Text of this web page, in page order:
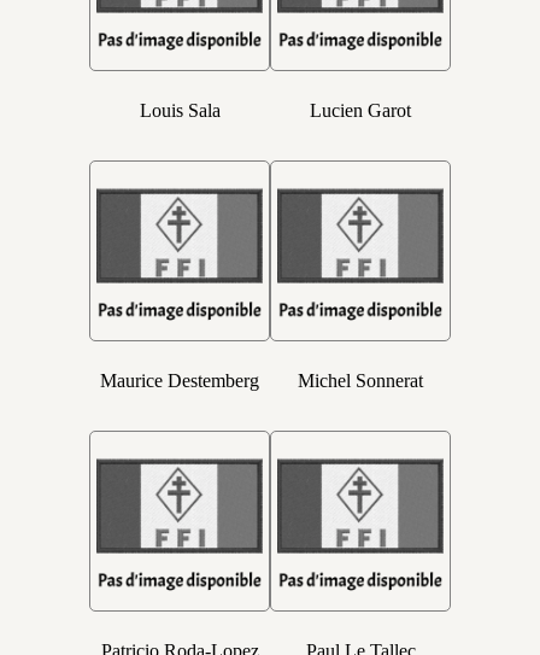
Louis Sala Lucien Garot
Maurice Destemberg Michel Sonnerat
Patricio Roda-Lopez Paul Le Tallec